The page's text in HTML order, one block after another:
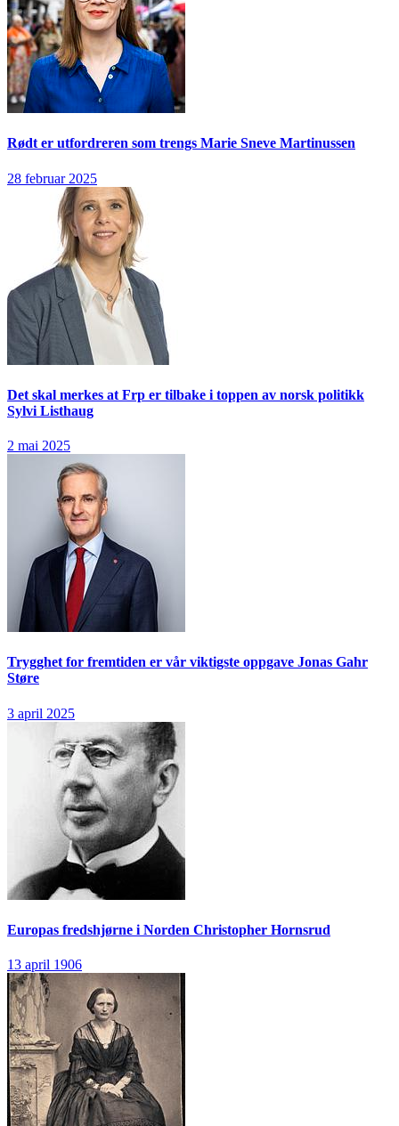
Rødt er utfordreren som trengs Marie Sneve Martinussen
28 februar 2025
Det skal merkes at Frp er tilbake i toppen av norsk politikk
Sylvi Listhaug
2 mai 2025
Trygghet for fremtiden er vår viktigste oppgave Jonas Gahr
Støre
3 april 2025
Europas fredshjørne i Norden Christopher Hornsrud
13 april 1906